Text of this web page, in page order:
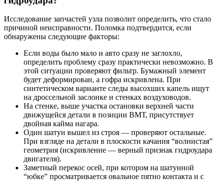
Исследование запчастей узла позволит определить, что стало
причиной неисправности. Поломка подтвердится, если
обнаружены следующие факторы:
Если воды было мало и авто сразу не заглохло,
определить проблему сразу практически невозможно. В
этой ситуации проверяют фильтр. Бумажный элемент
будет деформирован, а гофра искривлена. При
синтетическом варианте следы высохших капель ищут
на дроссельной заслонке и стенках воздуховодов.
На стенке, выше участка остановки верхней части
движущейся детали в позиции ВМТ, присутствует
двойная кайма нагара.
Один шатун вышел из строя — проверяют остальные.
При взгляде на детали в плоскости качания “волнистая”
геометрия (искривление — верный признак гидроудара
двигателя).
Заметный перекос осей, при котором на шатунной
“юбке” просматривается овальное пятно контакта и с